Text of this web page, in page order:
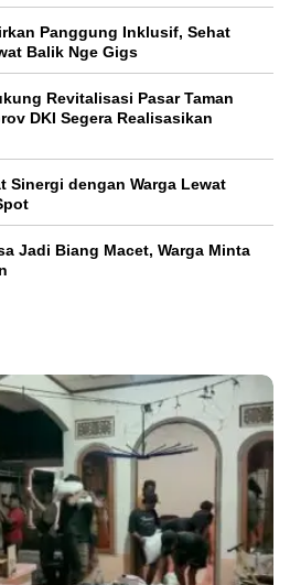
Panggung Inklusif, Sehat
Balik Nge Gigs
Revitalisasi Pasar Taman
DKI Segera Realisasikan
Sinergi dengan Warga Lewat
Jadi Biang Macet, Warga Minta